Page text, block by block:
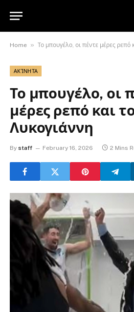
Home » Το μπουγέλο, οι πέντε μέρες ρεπό
ΑΚΊΝΗΤΑ
Το μπουγέλο, οι
μέρες ρεπό και
Λυκογιάννη
By staff February 16, 2026 2 Mins